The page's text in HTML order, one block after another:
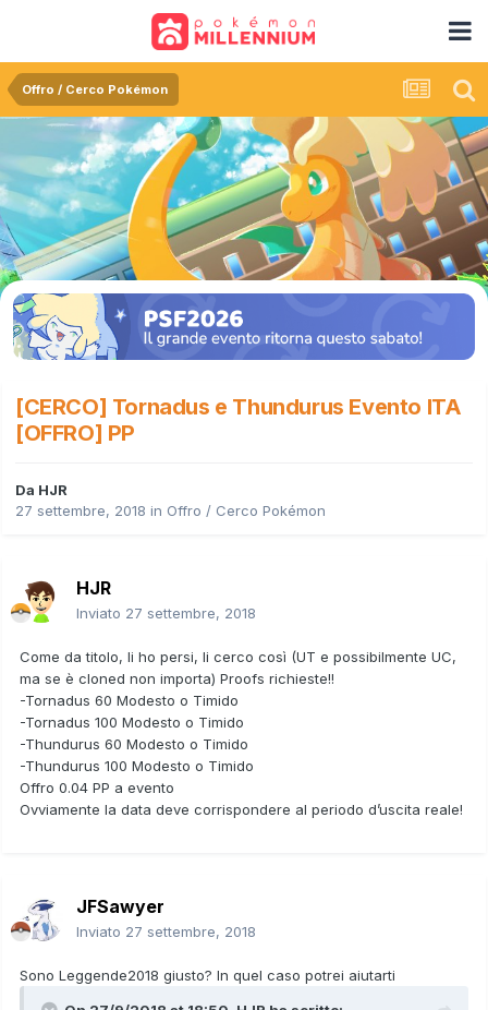
Offro / Cerco Pokémon
[CERCO] Tornadus e Thundurus Evento ITA
[OFFRO] PP
Da HJR
27 settembre, 2018 in Offro / Cerco Pokémon
HJR
Inviato 27 settembre, 2018
Come da titolo, li ho persi, li cerco così (UT e possibilmente UC,
ma se è cloned non importa) Proofs richieste!!
-Tornadus 60 Modesto o Timido
-Tornadus 100 Modesto o Timido
-Thundurus 60 Modesto o Timido
-Thundurus 100 Modesto o Timido
Offro 0.04 PP a evento
Ovviamente la data deve corrispondere al periodo d’uscita reale!
JFSawyer
Inviato 27 settembre, 2018
Sono Leggende2018 giusto? In quel caso potrei aiutarti